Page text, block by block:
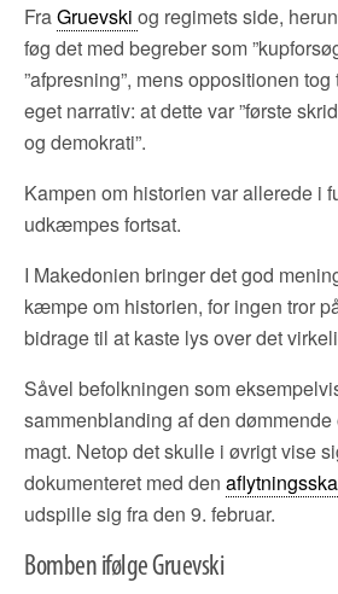
FraGruevski og regimets side,
føg det med begreber som
”afpresning”, mens oppositionen
eget narrativ: at dette var ”første
og demokrati”.
Kampen om historien var allerede i
udkæmpes fortsat.
I Makedonien bringer det god
kæmpe om historien, for ingen tror
bidrage til at kaste lys over det
Såvel befolkningen som
sammenblanding af den
magt. Netop det skulle i øvrigt vise
dokumenteret med den
udspille sig fra den 9. februar.
Bomben ifølge Gruevski